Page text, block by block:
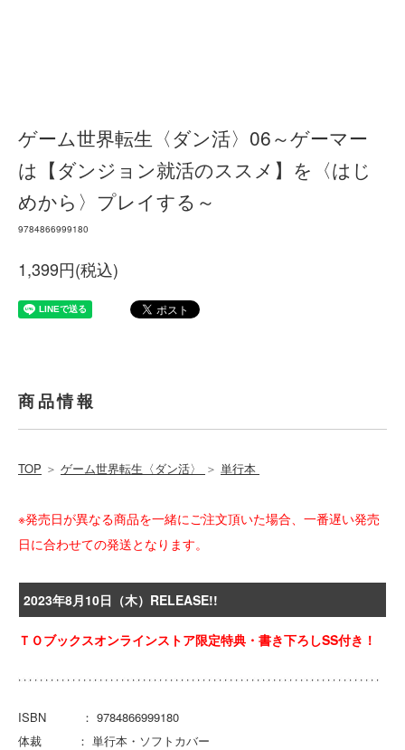
ゲーム世界転生〈ダン活〉06～ゲーマー
は【ダンジョン就活のススメ】を〈はじ
めから〉プレイする～
9784866999180
1,399円(税込)
商品情報
TOP ＞ ゲーム世界転生〈ダン活〉 ＞ 単行本
※発売日が異なる商品を一緒にご注文頂いた場合、一番遅い発売
日に合わせての発送となります。
2023年8月10日（木）RELEASE!!
ＴＯブックスオンラインストア限定特典・書き下ろしSS付き！
ISBN ： 9784866999180
体裁 ： 単行本・ソフトカバー